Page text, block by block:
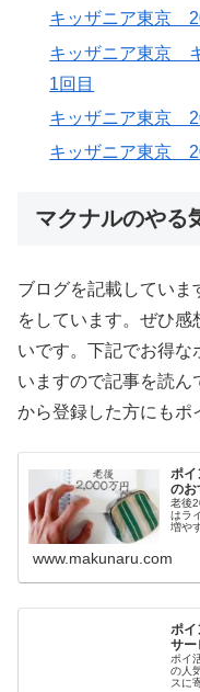
キッザニア東京
キッザニア東京
1回目
キッザニア東京
キッザニア東京
マクナルのやる
ブログを記載していま
をしています。ぜひ感
いです。下記でお得な
いますので記事を読ん
から登録した方にもポ
ポイ
のお
老後
はラ
増や
www.makunaru.com
ポイ
サー
ポイ
の人
スに